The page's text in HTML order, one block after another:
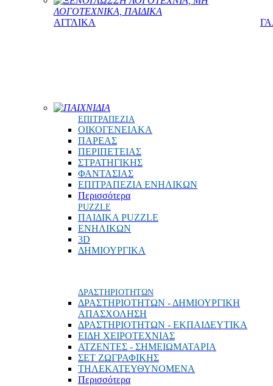
ΛΟΓΟΤΕΧΝΙΚΑ, ΠΑΙΔΙΚΑ
ΑΓΓΛΙΚΑ
ΠΑΙΧΝΙΔΙΑ
ΕΠΙΤΡΑΠΕΖΙΑ
ΟΙΚΟΓΕΝΕΙΑΚΑ
ΠΑΡΕΑΣ
ΠΕΡΙΠΕΤΕΙΑΣ
ΣΤΡΑΤΗΓΙΚΗΣ
ΦΑΝΤΑΣΙΑΣ
ΕΠΙΤΡΑΠΕΖΙΑ ΕΝΗΛΙΚΩΝ
Περισσότερα
PUZZLE
ΠΑΙΔΙΚΑ PUZZLE
ΕΝΗΛΙΚΩΝ
3D
ΔΗΜΙΟΥΡΓΙΚΑ
ΔΡΑΣΤΗΡΙΟΤΗΤΩΝ
ΔΡΑΣΤΗΡΙΟΤΗΤΩΝ - ΔΗΜΙΟΥΡΓΙΚΗ
ΑΠΑΣΧΟΛΗΣΗ
ΔΡΑΣΤΗΡΙΟΤΗΤΩΝ - ΕΚΠΑΙΔΕΥΤΙΚΑ
ΕΙΔΗ ΧΕΙΡΟΤΕΧΝΙΑΣ
ΑΤΖΕΝΤΕΣ - ΣΗΜΕΙΩΜΑΤΑΡΙΑ
ΣΕΤ ΖΩΓΡΑΦΙΚΗΣ
ΤΗΛΕΚΑΤΕΥΘΥΝΟΜΕΝΑ
Περισσότερα